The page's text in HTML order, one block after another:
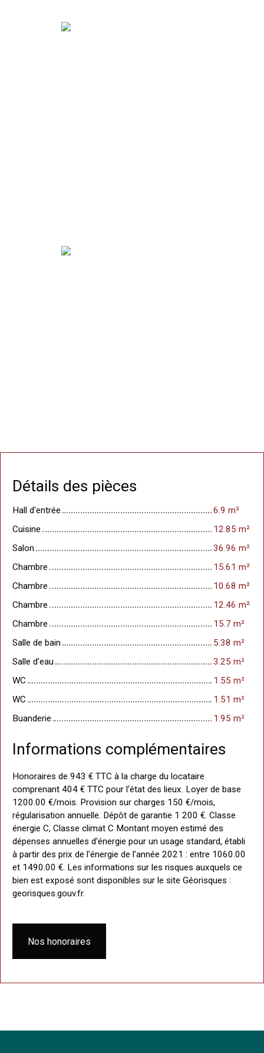
Détails des pièces
Hall d'entrée
6.9 m²
Cuisine
12.85 m²
Salon
36.96 m²
Chambre
15.61 m²
Chambre
10.68 m²
Chambre
12.46 m²
Chambre
15.7 m²
Salle de bain
5.38 m²
Salle d'eau
3.25 m²
WC
1.55 m²
WC
1.51 m²
Buanderie
1.95 m²
Informations complémentaires
Honoraires de 943 € TTC à la charge du locataire
comprenant 404 € TTC pour l'état des lieux. Loyer de base
1200.00 €/mois. Provision sur charges 150 €/mois,
régularisation annuelle. Dépôt de garantie 1 200 €. Classe
énergie C, Classe climat C Montant moyen estimé des
dépenses annuelles d'énergie pour un usage standard, établi
à partir des prix de l'énergie de l'année 2021 : entre 1060.00
et 1490.00 €. Les informations sur les risques auxquels ce
bien est exposé sont disponibles sur le site Géorisques :
georisques.gouv.fr.
Nos honoraires